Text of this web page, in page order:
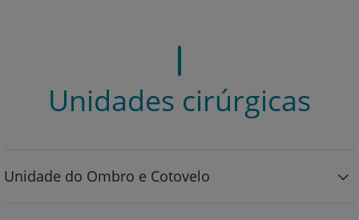
Unidades cirúrgicas
Unidade do Ombro e Cotovelo